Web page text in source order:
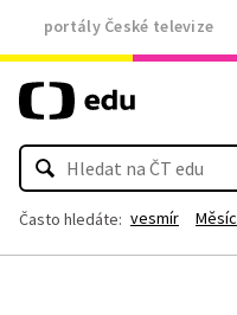
portály České televize
Často hledáte: vesmír Měsíc